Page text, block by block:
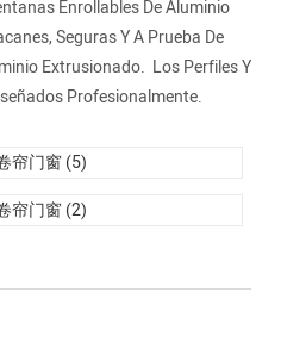
Enrollables De Aluminio
Seguras Y A Prueba De
Extrusionado. Los Perfiles Y
Profesionalmente.